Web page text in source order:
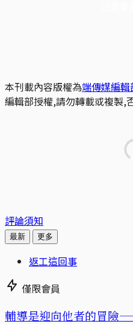
本刊載內容版權為端傳媒編輯
編輯部授權,請勿轉載或複製,
評論須知
最新 更多
返工這回事
僅限會員
輔導是迎向他者的冒險